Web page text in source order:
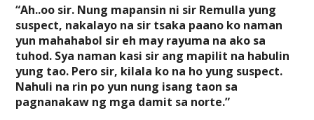
“Ah..oo sir. Nung mapansin ni sir Remulla yung
suspect, nakalayo na sir tsaka paano ko naman
yun mahahabol sir eh may rayuma na ako sa
tuhod. Sya naman kasi sir ang mapilit na habulin
yung tao. Pero sir, kilala ko na ho yung suspect.
Nahuli na rin po yun nung isang taon sa
pagnanakaw ng mga damit sa norte.”